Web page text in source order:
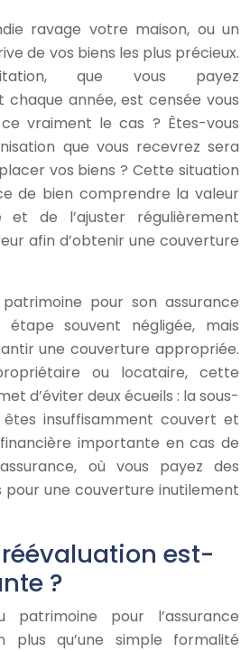
ravage votre maison, ou un
de vos biens les plus précieux.
que vous payez
chaque année, est censée vous
vraiment le cas ? Êtes-vous
que vous recevrez sera
vos biens ? Cette situation
de bien comprendre la valeur
de l’ajuster régulièrement
afin d’obtenir une couverture
pour son assurance
souvent négligée, mais
une couverture appropriée.
ou locataire, cette
d’éviter deux écueils : la sous-
êtes insuffisamment couvert et
importante en cas de
où vous payez des
une couverture inutilement
est-
?
patrimoine pour l’assurance
plus qu’une simple formalité